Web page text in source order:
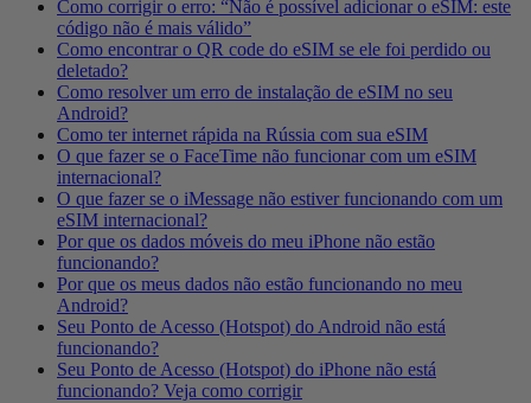
Como corrigir o erro: “Não é possível adicionar o eSIM: este
código não é mais válido”
Como encontrar o QR code do eSIM se ele foi perdido ou
deletado?
Como resolver um erro de instalação de eSIM no seu
Android?
Como ter internet rápida na Rússia com sua eSIM
O que fazer se o FaceTime não funcionar com um eSIM
internacional?
O que fazer se o iMessage não estiver funcionando com um
eSIM internacional?
Por que os dados móveis do meu iPhone não estão
funcionando?
Por que os meus dados não estão funcionando no meu
Android?
Seu Ponto de Acesso (Hotspot) do Android não está
funcionando?
Seu Ponto de Acesso (Hotspot) do iPhone não está
funcionando? Veja como corrigir